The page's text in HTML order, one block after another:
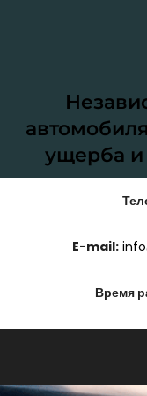
ущерба и
E-mail:
Время